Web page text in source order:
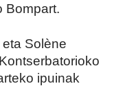
Bompart.
Solène
ipuinak